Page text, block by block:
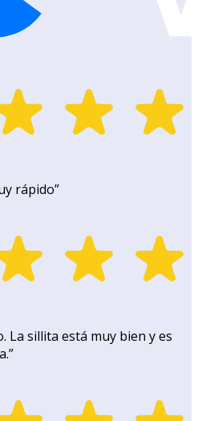
rápido”
La sillita está muy bien y es
”